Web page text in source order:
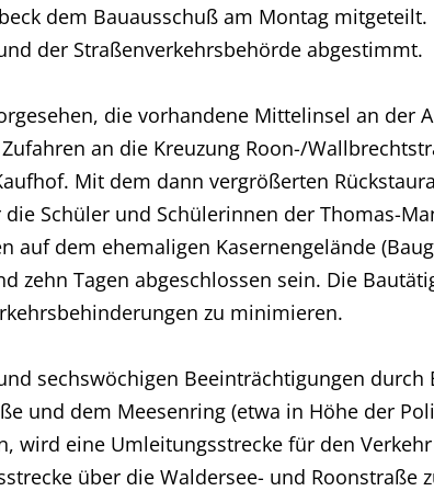
dem Bauausschuß am Montag
der Straßenverkehrsbehörde abgestimmt.
die vorhandene Mittelinsel an der
an die Kreuzung Roon-/
Mit dem dann vergrößerten
Schüler und Schülerinnen der Thomas-
auf dem ehemaligen Kasernengelände
zehn Tagen abgeschlossen sein. Die
zu minimieren.
sechswöchigen Beeinträchtigungen
und dem Meesenring (etwa in Höhe der
wird eine Umleitungsstrecke für den
über die Waldersee- und Roonstraße